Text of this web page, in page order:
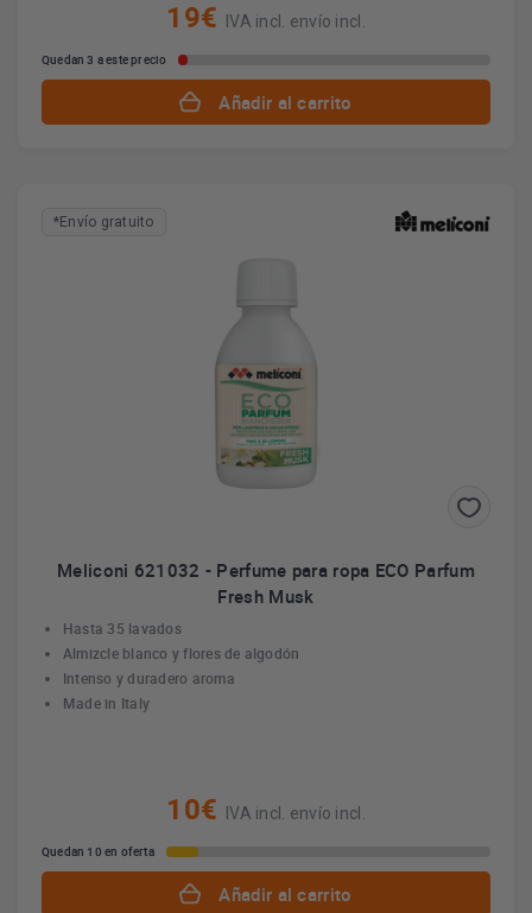
19€ IVA incl. envío incl.
Quedan 3 a este precio
Añadir al carrito
*Envío gratuito
Meliconi 621032 - Perfume para ropa ECO Parfum
Fresh Musk
Hasta 35 lavados
Almizcle blanco y flores de algodón
Intenso y duradero aroma
Made in Italy
10€ IVA incl. envío incl.
Quedan 10 en oferta
Añadir al carrito